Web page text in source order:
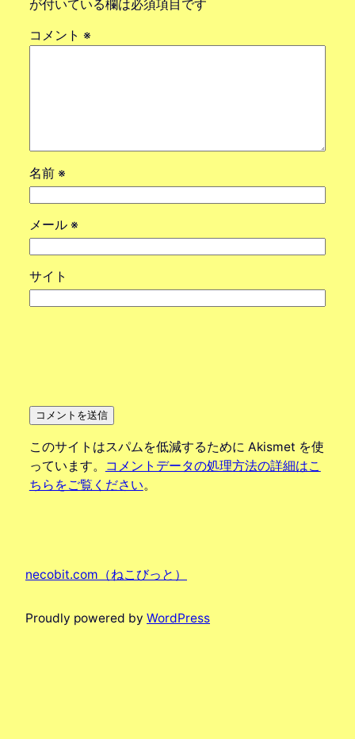
が付いている欄は必須項目です
コメント ※
名前 ※
メール ※
サイト
このサイトはスパムを低減するために Akismet を使
っています。
コメントデータの処理方法の詳細はこ
ちらをご覧ください。
necobit.com（ねこびっと）
Proudly powered by WordPress